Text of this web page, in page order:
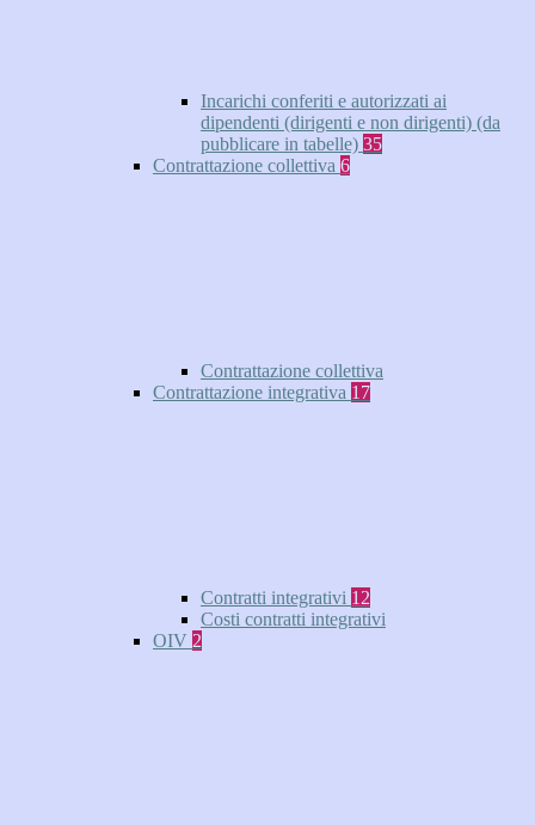
Incarichi conferiti e autorizzati ai
dipendenti (dirigenti e non dirigenti) (da
pubblicare in tabelle) 35
Contrattazione collettiva 6
Contrattazione collettiva
Contrattazione integrativa 17
Contratti integrativi 12
Costi contratti integrativi
OIV 2